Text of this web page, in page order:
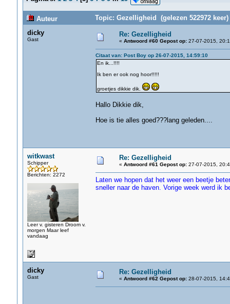
Auteur
Topic: Gezelligheid (gelezen 522972 keer)
dicky
Gast
Re: Gezelligheid
« Antwoord #60 Gepost op:27-07-2015,
Citaat van: Post Boy op 26-07-2015, 14:59:10
En ik...!!!!
Ik ben er ook nog hoor!!!!!
groetjes dikkie dik.
Hallo Dikkie dik,
Hoe is tie alles goed???lang geleden....
witkwast
Schipper
Berichten: 2272
Leer v. gisteren Droom v.
morgen Maar leef
vandaag
Re: Gezelligheid
« Antwoord #61 Gepost op:27-07-2015,
Laten we hopen dat het weer een beetje
sneller naar de haven. Vorige week werd ik
dicky
Gast
Re: Gezelligheid
« Antwoord #62 Gepost op:28-07-2015,